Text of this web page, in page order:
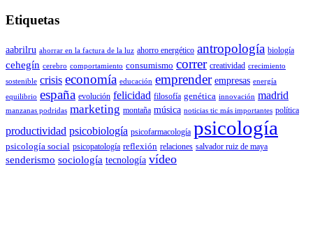
Etiquetas
aabrilru ahorrar en la factura de la luz ahorro energético antropología biología
cehegín cerebro comportamiento consumismo correr creatividad crecimiento
sostenible crisis economía educación emprender empresas energía
equilibrio españa evolución felicidad filosofía genética innovación madrid
manzanas podridas marketing montaña música noticias tic más importantes política
productividad psicobiología psicofarmacología psicología
psicología social psicopatología reflexión relaciones salvador ruiz de maya
senderismo sociología tecnología vídeo